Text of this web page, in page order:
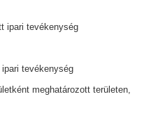
ipari tevékenység
tevékenység
meghatározott területen,